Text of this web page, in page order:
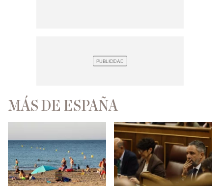
MÁS DE ESPAÑA